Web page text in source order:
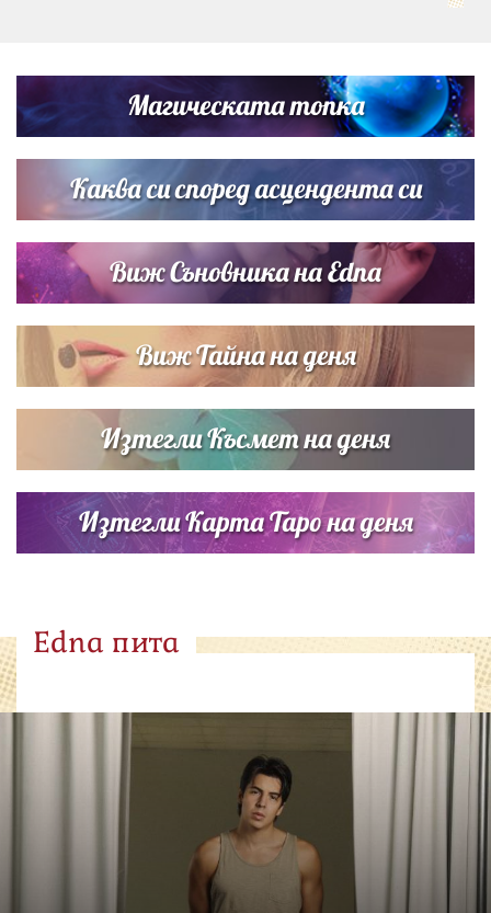
Братя Аргирови я изненадаха с песен
Магическата топка
Каква си според асцендента си
Виж Съновника на Edna
Виж Тайна на деня
Изтегли Късмет на деня
Изтегли Карта Таро на деня
Edna пита